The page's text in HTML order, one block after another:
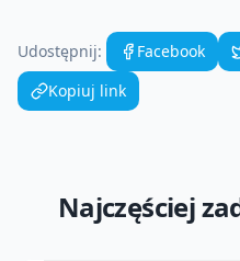
Udostępnij: Facebook
Kopiuj link
Najczęściej